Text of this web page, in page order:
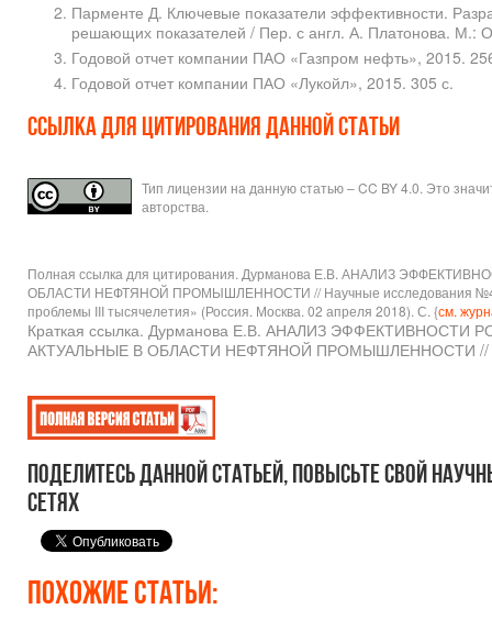
Парменте Д. Ключевые показатели эффективности.
решающих показателей / Пер. с англ. А. Платонова. М.:
Годовой отчет компании ПАО «Газпром нефть», 2015.
Годовой отчет компании ПАО «Лукойл», 2015. 305 с.
Ссылка для цитирования данной статьи
Тип лицензии на данную статью – CC BY 4.0. Это
авторства.
Полная ссылка для цитирования. Дурманова Е.В. АНАЛИЗ
ОБЛАСТИ НЕФТЯНОЙ ПРОМЫШЛЕННОСТИ // Научные исследования
проблемы III тысячелетия» (Россия. Москва. 02 апреля 2018). С. {см.
Краткая ссылка. Дурманова Е.В. АНАЛИЗ
АКТУАЛЬНЫЕ В ОБЛАСТИ НЕФТЯНОЙ ПРОМЫШЛЕННОСТИ //
Поделитесь данной статьей, повысьте свой
сетях
Похожие статьи: